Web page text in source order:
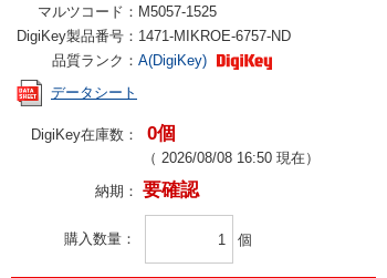
マルツコード： M5057-1525
DigiKey製品番号： 1471-MIKROE-6757-ND
品質ランク： A(DigiKey)
データシート
DigiKey在庫数： 0個
（ 2026/08/08 16:50 現在）
納期： 要確認
購入数量 個